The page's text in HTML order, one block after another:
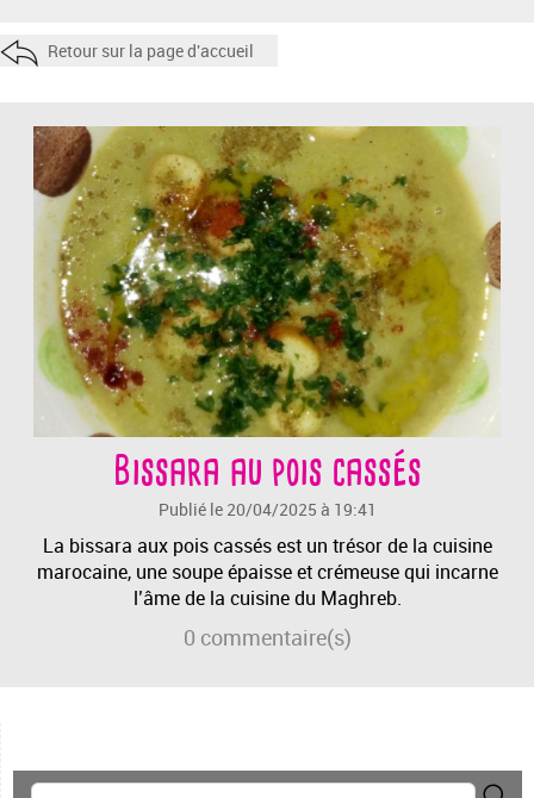
Retour sur la page d'accueil
Bissara au pois cassés
Publié le 20/04/2025 à 19:41
La bissara aux pois cassés est un trésor de la cuisine
marocaine, une soupe épaisse et crémeuse qui incarne
l’âme de la cuisine du Maghreb.
0 commentaire(s)